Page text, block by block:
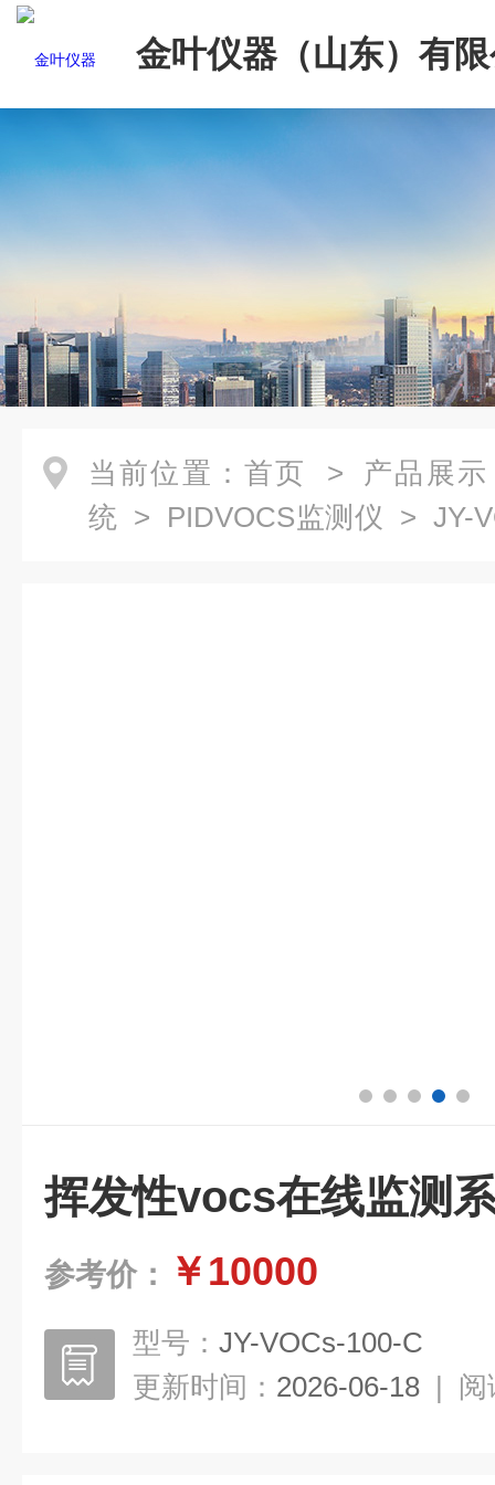
金叶仪器（山东）有
当前位置： 首页 > 产品展示
统 > PIDVOCS监测仪 > JY-
挥发性vocs在线监测
参考价： ￥10000
型号： JY-VOCs-100-C
更新时间： 2026-06-18 | 阅